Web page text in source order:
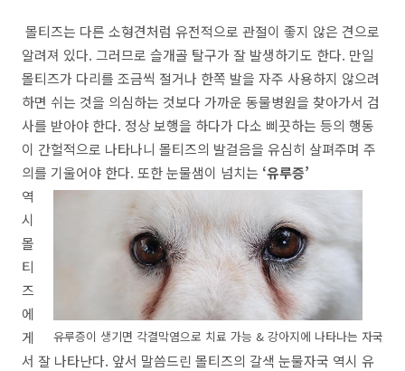
몰티즈는 다른 소형견처럼 유전적으로 관절이 좋지 않은 견으로
알려져 있다. 그러므로 슬개골 탈구가 잘 발생하기도 한다. 만일
몰티즈가 다리를 조금씩 절거나 한쪽 발을 자주 사용하지 않으려
하면 쉬는 것을 의심하는 것보다 가까운 동물병원을 찾아가서 검
사를 받아야 한다. 정상 보행을 하다가 다소 삐끗하는 등의 행동
이 간헐적으로 나타나니 몰티즈의 발걸음을 유심히 살펴주며 주
의를 기울어야 한다. 또한 눈물샘이 넘치는 ‘유루증’
유루증이 생기면 각결막염으로 치료 가능 & 강아지에 나타나는 자국
역
시
몰
티
즈
에
게
서 잘 나타난다. 앞서 말씀드린 몰티즈의 갈색 눈물자국 역시 유